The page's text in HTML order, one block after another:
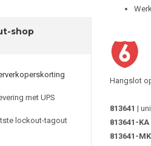
shop
met UPS
lockout-tagout
Hangslot
813641 |
813641-KA
813641-MK